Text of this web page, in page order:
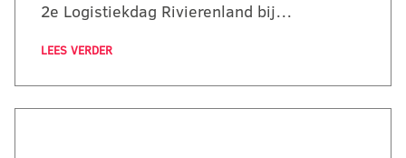
2e Logistiekdag Rivierenland bij…
LEES VERDER